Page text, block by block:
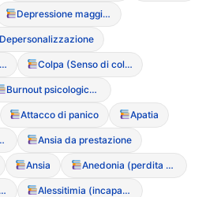
Depressione maggiore
Depersonalizzazione
somatica Colpa (Senso di colpa post-prandiale)
Burnout psicologico (Esaurimento emotivo)
Attacco di panico Apatia
sociale) Ansia da prestazione
Ansia Anedonia (perdita di interesse/piacere)
di linguaggio) Alessitimia (incapacit? di verbalizzare le emozioni)